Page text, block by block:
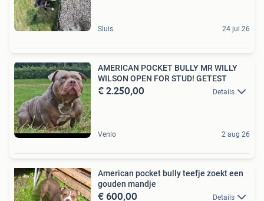
Sluis 24 jul 26
AMERICAN POCKET BULLY MR WILLY
WILSON OPEN FOR STUD! GETEST
€ 2.250,00 Details
Venlo 2 aug 26
American pocket bully teefje zoekt een
gouden mandje ️
€ 600,00 Details